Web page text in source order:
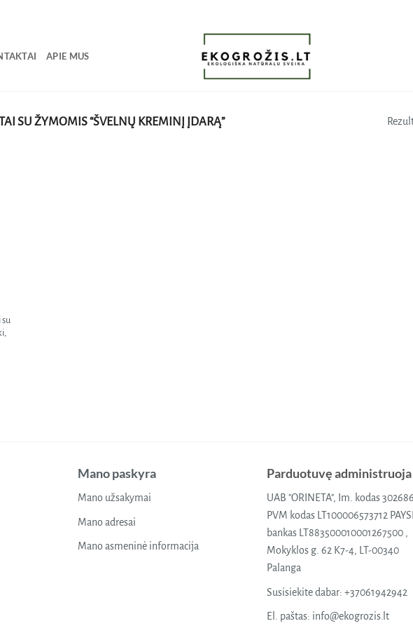
APIE MUS
SU ŽYMOMIS “ŠVELNŲ KREMINĮ ĮDARĄ”
Mano paskyra
Mano užsakymai
Mano adresai
Mano asmeninė informacija
Parduotuvę administruoja
UAB "ORINETA", Im. kodas
PVM kodas LT100006573712
bankas LT883500010001267500 ,
Mokyklos g. 62 K7-4, LT-00340
Palanga
Susisiekite dabar: +37061942942
El. paštas: info@ekogrozis.lt